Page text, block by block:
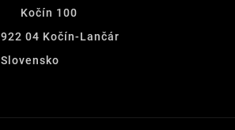
Kočín 100
922 04 Kočín-Lančár
Slovensko